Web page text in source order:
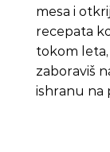
mesa i
recepata
tokom leta,
zaboraviš
ishranu na